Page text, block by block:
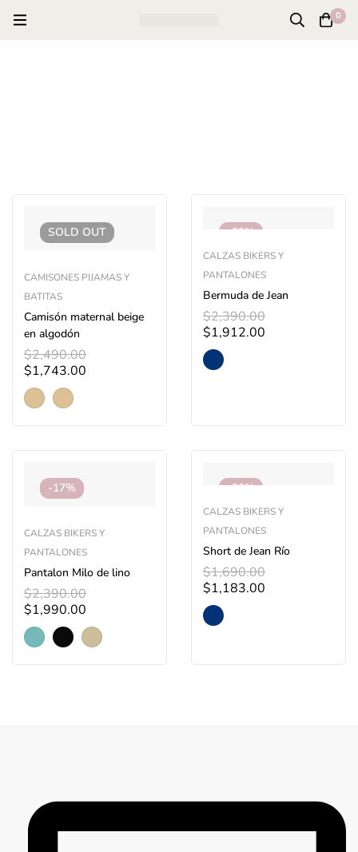
0
SOLD OUT
CAMISONES PIJAMAS Y
BATITAS
Camisón maternal beige
en algodón
$2,490.00
$1,743.00
-20%
CALZAS BIKERS Y
PANTALONES
Bermuda de Jean
$2,390.00
$1,912.00
-17%
CALZAS BIKERS Y
PANTALONES
Pantalon Milo de lino
$2,390.00
$1,990.00
-30%
CALZAS BIKERS Y
PANTALONES
Short de Jean Río
$1,690.00
$1,183.00